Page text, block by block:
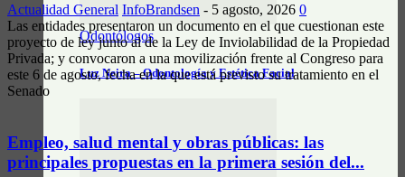
Odontólogos
Luz Neira – Odontología y Estética Facial
Actualidad General InfoBrandsen - 5 agosto, 2026 0
Las entidades presentaron un documento en el que cuestionan este
proyecto de ley junto al de la Ley de Inviolabilidad de la Propiedad
Privada; y convocaron a una movilización frente al Congreso para
este 6 de agosto, fecha en la que está previsto su tratamiento en el
Senado
Empleo, salud mental y obras públicas: las
principales propuestas en la primera sesión del...